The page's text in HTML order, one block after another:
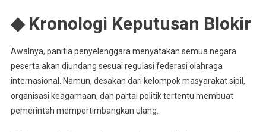
◆ Kronologi Keputusan Blokir
Awalnya, panitia penyelenggara menyatakan semua negara
peserta akan diundang sesuai regulasi federasi olahraga
internasional. Namun, desakan dari kelompok masyarakat sipil,
organisasi keagamaan, dan partai politik tertentu membuat
pemerintah mempertimbangkan ulang.